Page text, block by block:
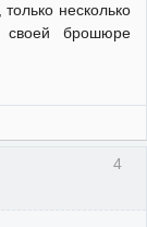
несколько
своей брошюре
4